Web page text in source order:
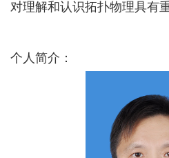
对理解和认识拓扑物理具有
个人简介：